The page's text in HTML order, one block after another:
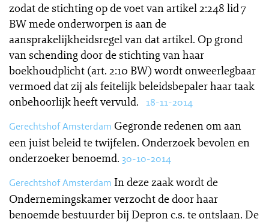
zodat de stichting op de voet van artikel 2:248 lid 7
BW mede onderworpen is aan de
aansprakelijkheidsregel van dat artikel. Op grond
van schending door de stichting van haar
boekhoudplicht (art. 2:10 BW) wordt onweerlegbaar
vermoed dat zij als feitelijk beleidsbepaler haar taak
onbehoorlijk heeft vervuld.
18-11-2014
Gerechtshof Amsterdam Gegronde redenen om aan
een juist beleid te twijfelen. Onderzoek bevolen en
onderzoeker benoemd. 30-10-2014
Gerechtshof Amsterdam In deze zaak wordt de
Ondernemingskamer verzocht de door haar
benoemde bestuurder bij Depron c.s. te ontslaan. De